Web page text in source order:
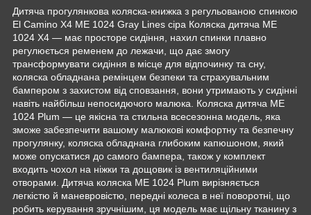
Дитяча прогулянкова коляска-книжка з регульованою спинкою
El Camino X4 ME 1024 Gray Lines сіра Коляска дитяча ME
1024 X4 — має просторе сидіння, нахил спинки плавно
регулюється ременем до лежачи, що дає змогу
трансформувати сидіння в місце для відпочинку та сну,
коляска обладнана ремінцем безпеки та страхувальним
бампером з захистом від сповзання, вони утримають у сидінні
навіть найбільш непосидючого малюка. Коляска дитяча ME
1024 Plum — це якісна та стильна всесезонна модель, яка
зможе забезпечити вашому малюкові комфортну та безпечну
прогулянку, коляска обладнана глибоким капюшоном, який
може опускатися до самого бампера, також у комплект
входить чохол на ніжки та дощовик із вентиляційними
отворами. Дитяча коляска ME 1024 Plum вирізняється
легкістю й маневровістю, передні колеса в неї поворотні, що
робить керування зручнішим, ця модель має щільну тканину з